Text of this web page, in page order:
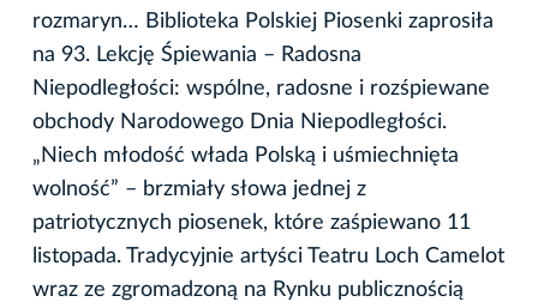
rozmaryn… Biblioteka Polskiej Piosenki zaprosiła
na 93. Lekcję Śpiewania – Radosna
Niepodległości: wspólne, radosne i rozśpiewane
obchody Narodowego Dnia Niepodległości.
„Niech młodość włada Polską i uśmiechnięta
wolność” – brzmiały słowa jednej z
patriotycznych piosenek, które zaśpiewano 11
listopada. Tradycyjnie artyści Teatru Loch Camelot
wraz ze zgromadzoną na Rynku publicznością